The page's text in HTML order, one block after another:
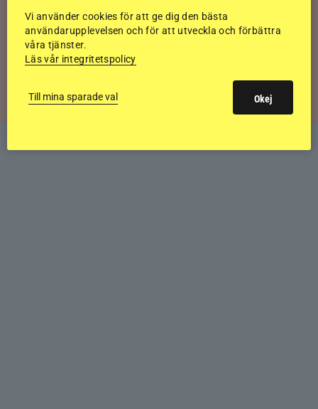
Svensk bakom världens högst bedömda
islandshäst
Vi använder cookies för att ge dig den bästa
användarupplevelsen och för att utveckla och förbättra
våra tjänster.
Läs vår integritetspolicy
Till mina sparade val Okej